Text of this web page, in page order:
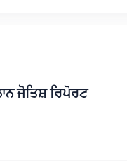
ਜੋਤਿਸ਼ ਰਿਪੋਰਟ